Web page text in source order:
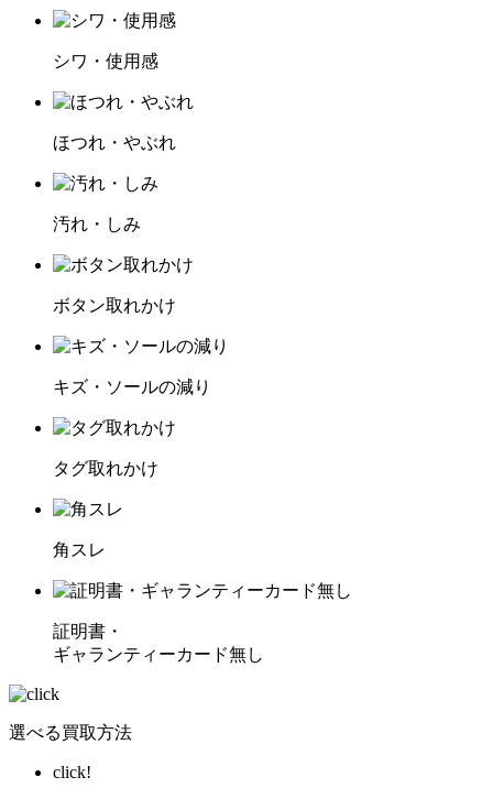
シワ・使用感
ほつれ・やぶれ
汚れ・しみ
ボタン取れかけ
キズ・ソールの減り
タグ取れかけ
角スレ
証明書・
ギャランティーカード無し
選べる買取方法
click!